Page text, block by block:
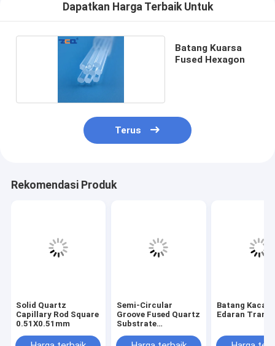
Dapatkan Harga Terbaik Untuk
Batang Kuarsa
Fused Hexagon
Terus
Rekomendasi Produk
Solid Quartz
Capillary Rod Square
0.51X0.51mm
Semi-Circular
Groove Fused Quartz
Substrate
Precision Machined
Batang Kaca
Edaran